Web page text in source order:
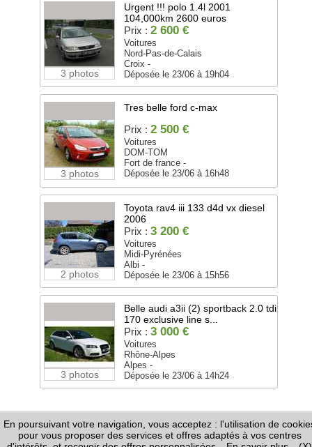
3 photos
Urgent !!! polo 1.4l 2001
104,000km 2600 euros
Prix : 2 600 €
Voitures
Nord-Pas-de-Calais
Croix -
Déposée le 23/06 à 19h04
3 photos
Tres belle ford c-max
Prix : 2 500 €
Voitures
DOM-TOM
Fort de france -
Déposée le 23/06 à 16h48
2 photos
Toyota rav4 iii 133 d4d vx diesel
2006
Prix : 3 200 €
Voitures
Midi-Pyrénées
Albi -
Déposée le 23/06 à 15h56
3 photos
Belle audi a3ii (2) sportback 2.0 tdi
170 exclusive line s...
Prix : 3 000 €
Voitures
Rhône-Alpes
Alpes -
Déposée le 23/06 à 14h24
FAQ -Règles de Diffusion-Informations Légales /
CGU- Page Google+ -Nous contacter
En poursuivant votre navigation, vous acceptez : l'utilisation de
pour vous proposer des services et offres adaptés à vos centres